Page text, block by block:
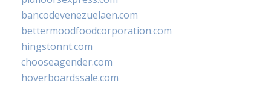
bancodevenezuelaen.com
bettermoodfoodcorporation.com
hingstonnt.com
chooseagender.com
hoverboardssale.com